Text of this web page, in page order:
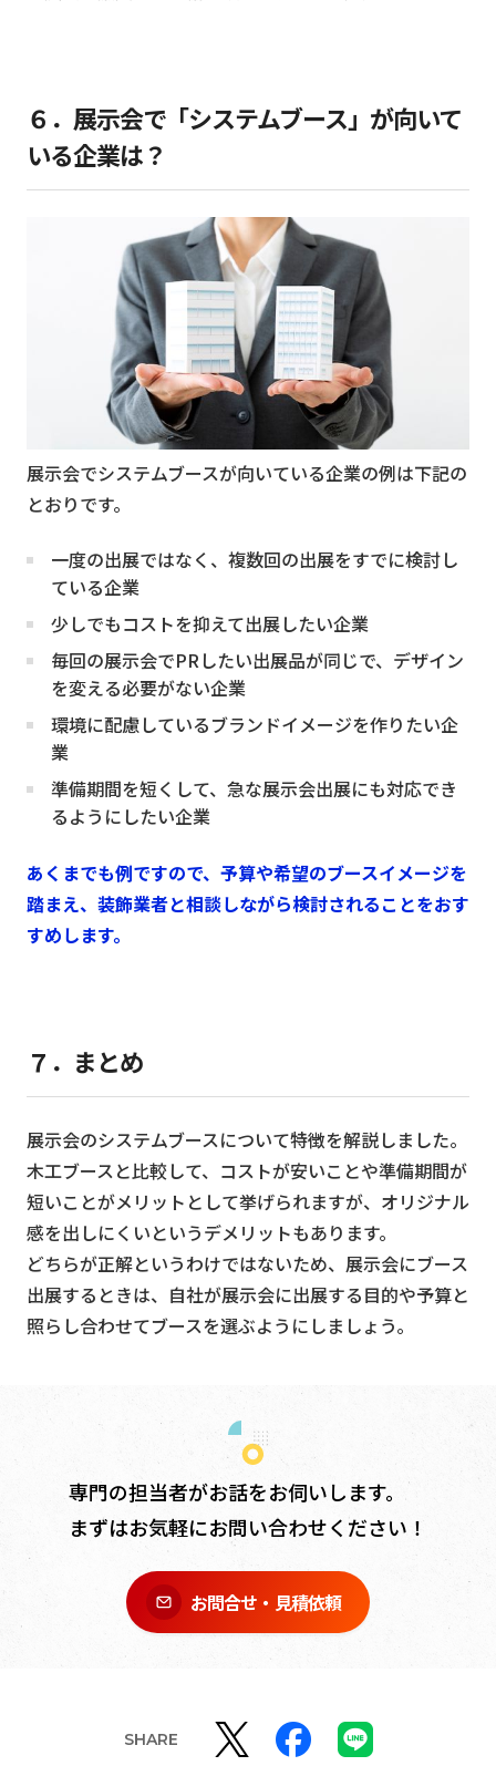
６．展示会で「システムブース」が向いて
いる企業は？
展示会でシステムブースが向いている企業の例は下記の
とおりです。
一度の出展ではなく、複数回の出展をすでに検討し
ている企業
少しでもコストを抑えて出展したい企業
毎回の展示会でPRしたい出展品が同じで、デザイン
を変える必要がない企業
環境に配慮しているブランドイメージを作りたい企
業
準備期間を短くして、急な展示会出展にも対応でき
るようにしたい企業
あくまでも例ですので、予算や希望のブースイメージを
踏まえ、装飾業者と相談しながら検討されることをおす
すめします。
７．まとめ
展示会のシステムブースについて特徴を解説しました。
木工ブースと比較して、コストが安いことや準備期間が
短いことがメリットとして挙げられますが、オリジナル
感を出しにくいというデメリットもあります。
どちらが正解というわけではないため、展示会にブース
出展するときは、自社が展示会に出展する目的や予算と
照らし合わせてブースを選ぶようにしましょう。
専門の担当者がお話をお伺いします。
まずはお気軽にお問い合わせください！
お問合せ・見積依頼
SHARE